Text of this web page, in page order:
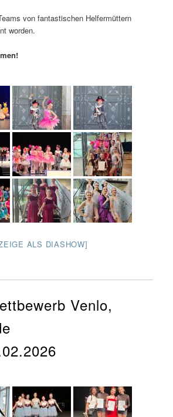
von fantastischen Helfermüttern
worden.
ALS DIASHOW]
Venlo,